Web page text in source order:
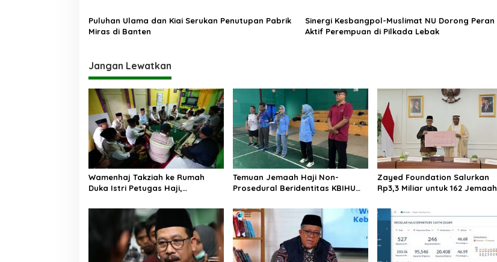
o
s
Puluhan Ulama dan Kiai Serukan Penutupan Pabrik
Miras di Banten
Sinergi Kesbangpol-Muslimat NU Dorong Peran
Aktif Perempuan di Pilkada Lebak
Jangan Lewatkan
Wamenhaj Takziah ke Rumah
Duka Istri Petugas Haji,
Penghormatan atas Amanah
yang Tetap Ditunaikan
Temuan Jemaah Haji Non-
Prosedural Beridentitas KBIHU
Arahan Pusat
Zayed Foundation Salurkan
Rp3,3 Miliar untuk 162 Jemaah
Sama Haji RI–UEA